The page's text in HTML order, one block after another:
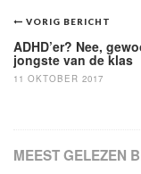
Bericht
navigatie
VORIG BERICHT
ADHD’er? Nee,
jongste van de klas
11 OKTOBER 2017
MEEST GELEZEN